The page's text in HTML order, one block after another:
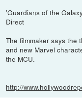
'Guardians of the
Direct
The filmmaker says the
and new Marvel
the MCU.
http://